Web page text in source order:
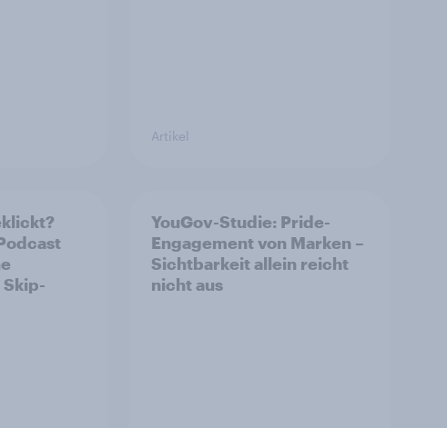
Artikel
YouGov-Studie: Pride-
Engagement von Marken –
Sichtbarkeit allein reicht
nicht aus